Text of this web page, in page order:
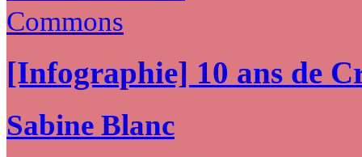
[Infographie] 10 ans de
Sabine Blanc